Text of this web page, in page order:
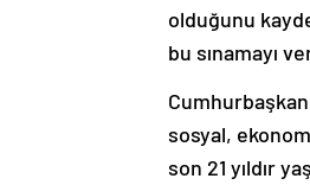
olduğunu
bu sınamayı
sosyal,
son 21 yıldır